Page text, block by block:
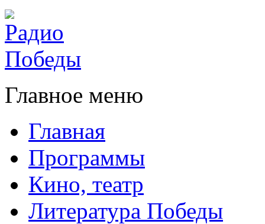
Главное меню
Главная
Программы
Кино, театр
Литература Победы